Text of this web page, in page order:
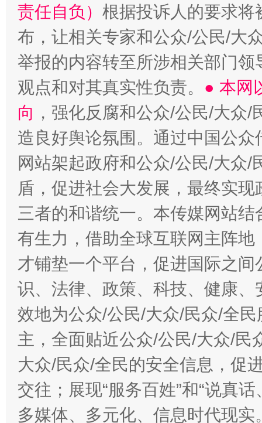
责任自负） 根据投诉人的要求将
布，让相关专家和公众/公民/大
举报的内容转至所涉相关部门
观点和对其真实性负责。 ● 本网
向 ，强化反腐和公众/公民/大众
造良好舆论氛围。通过中国公
网站架起政府和公众/公民/大众
盾，促进社会大发展，最终实
三者的和谐统一。本传媒网站
有生力，借助全球互联网主阵
才铺垫一个平台，促进国际之
识、法律、政策、科技、健康
效地为公众/公民/大众/民众/全
主，全面贴近公众/公民/大众/民
大众/民众/全民的安全信息，促
交往；展现“服务百姓”和“说真
多媒体、多元化、信息时代现实